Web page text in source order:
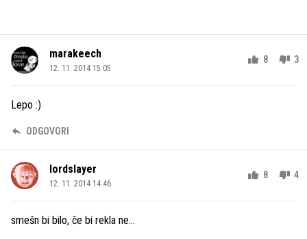
marakeech
12. 11. 2014 15.05
8 3
Lepo :)
ODGOVORI
lordslayer
12. 11. 2014 14.46
8 4
smešn bi bilo, če bi rekla ne...